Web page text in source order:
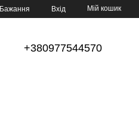
Бажання Вхід Мій кошик
+380977544570